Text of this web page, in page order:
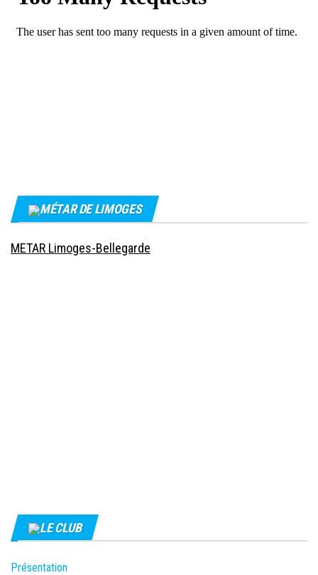
MÉTAR DE LIMOGES
METAR Limoges-Bellegarde
LE CLUB
Présentation